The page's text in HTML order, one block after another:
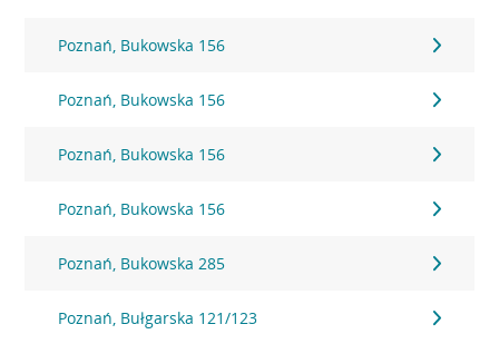
Poznań, Bukowska 156
Poznań, Bukowska 156
Poznań, Bukowska 156
Poznań, Bukowska 156
Poznań, Bukowska 285
Poznań, Bułgarska 121/123